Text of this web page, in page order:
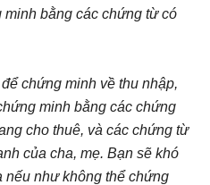
bằng các chứng từ có
chứng minh về thu nhập,
minh bằng các chứng
cho thuê, và các chứng từ
của cha, mẹ. Bạn sẽ khó
nếu như không thể chứng